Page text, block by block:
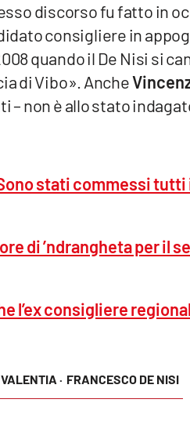
· FRANCESCO DE NISI
discorso fu fatto in
consigliere in
quando il De Nisi si
di Vibo». Anche
non è allo stato
stati commessi
di ’ndrangheta per il
l’ex consigliere